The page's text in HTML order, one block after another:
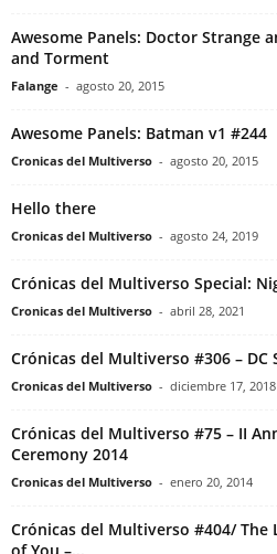
Awesome Panels: Doctor Strange
and Torment
Falange - agosto 20, 2015
Awesome Panels: Batman v1 #244
Cronicas del Multiverso - agosto 20, 2015
Hello there
Cronicas del Multiverso - agosto 24, 2019
Crónicas del Multiverso Special:
Cronicas del Multiverso - abril 28, 2021
Crónicas del Multiverso #306 – DC
Cronicas del Multiverso - diciembre 17, 2018
Crónicas del Multiverso #75 – II
Ceremony 2014
Cronicas del Multiverso - enero 20, 2014
Crónicas del Multiverso #404/ The